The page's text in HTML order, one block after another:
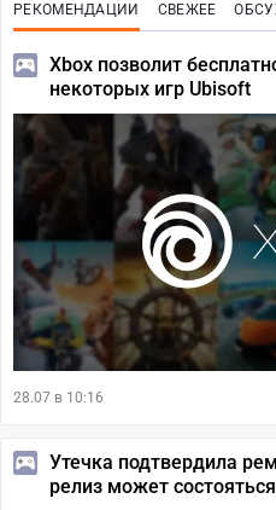
РЕКОМЕНДАЦИИ СВЕЖЕЕ
Xbox позволит
некоторых игр Ubisoft
28.07 в 10:16
Утечка подтвердила
релиз может